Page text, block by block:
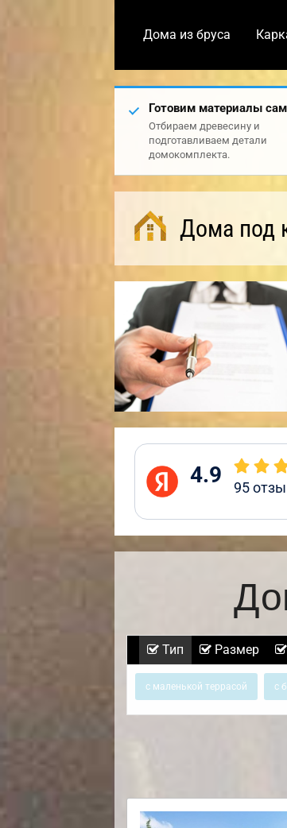
Дома из бруса
Готовим материалы
Отбираем древесину и
подготавливаем детали
домокомплекта.
Дома под
4.9 95
Тип Размер
с маленькой террасой с